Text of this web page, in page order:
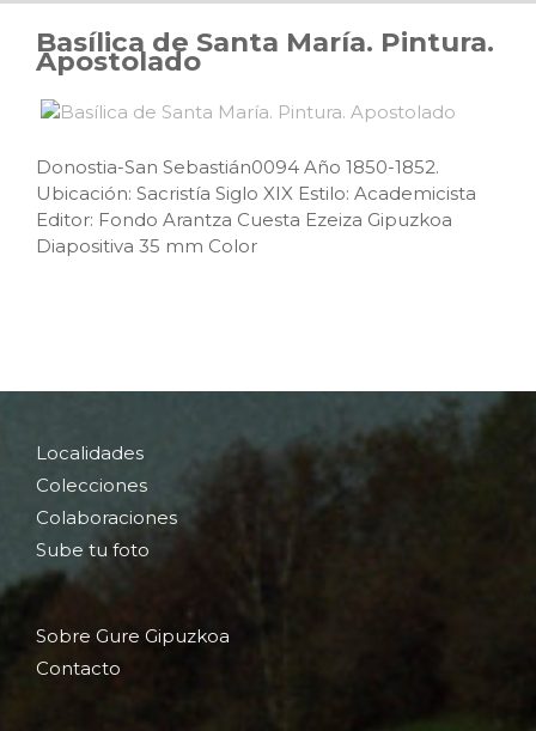
Basílica de Santa María. Pintura.
Apostolado
Donostia-San Sebastián0094 Año 1850-1852.
Ubicación: Sacristía Siglo XIX Estilo: Academicista
Editor: Fondo Arantza Cuesta Ezeiza Gipuzkoa
Diapositiva 35 mm Color
Localidades
Colecciones
Colaboraciones
Sube tu foto
Sobre Gure Gipuzkoa
Contacto